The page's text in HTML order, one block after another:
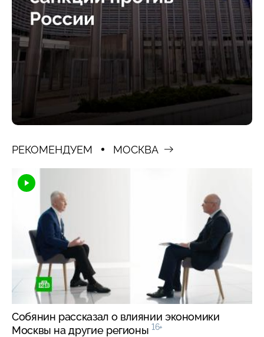
РЕКОМЕНДУЕМ МОСКВА
Собянин рассказал о влиянии экономики
Москвы на другие регионы 16+